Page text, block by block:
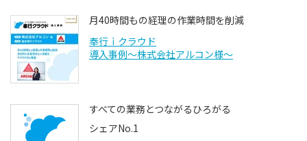
月40時間もの経理の作業時間を削減
奉行ｉクラウド
導入事例〜株式会社アルコン様〜
すべての業務とつながるひろがる
シェアNo.1